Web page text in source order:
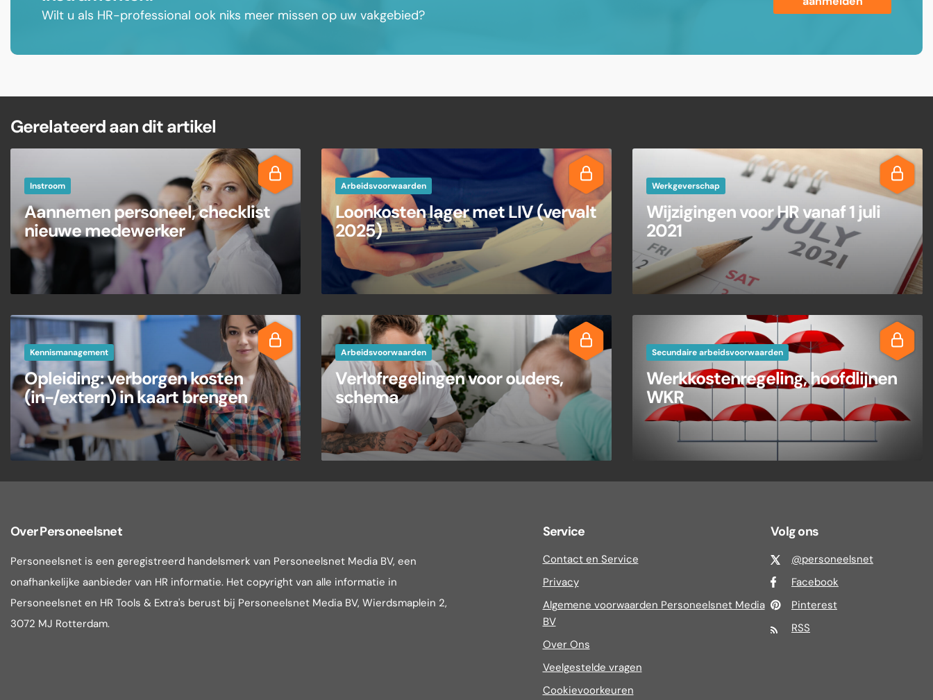
Wilt u als HR-professional ook niks meer missen op uw vakgebied?
Gerelateerd aan dit artikel
Instroom
Aannemen personeel, checklist
nieuwe medewerker
Arbeidsvoorwaarden
Loonkosten lager met LIV (vervalt
2025)
Werkgeverschap
Wijzigingen voor HR vanaf 1 juli
2021
Kennismanagement
Opleiding: verborgen kosten
(in-/extern) in kaart brengen
Arbeidsvoorwaarden
Verlofregelingen voor ouders,
schema
Secundaire arbeidsvoorwaarden
Werkkostenregeling, hoofdlijnen
WKR
Over Personeelsnet
Personeelsnet is een geregistreerd handelsmerk van Personeelsnet Media BV, een
onafhankelijke aanbieder van HR informatie. Het copyright van alle informatie in
Personeelsnet en HR Tools & Extra's berust bij Personeelsnet Media BV, Wierdsmaplein 2,
3072 MJ Rotterdam.
Service
Contact en Service
Privacy
Algemene voorwaarden Personeelsnet Media
BV
Over Ons
Veelgestelde vragen
Cookievoorkeuren
Volg ons
@personeelsnet
Facebook
Pinterest
RSS